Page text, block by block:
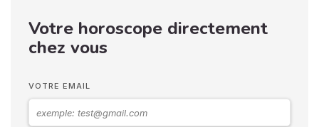
Votre horoscope directement
chez vous
VOTRE EMAIL